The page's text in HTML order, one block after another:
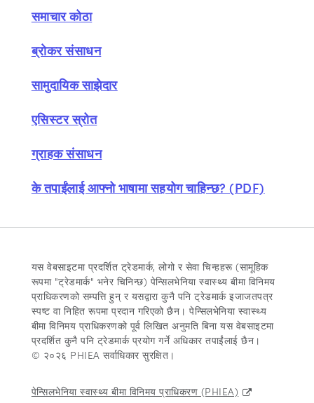
समाचार कोठा
ब्रोकर संसाधन
सामुदायिक साझेदार
एसिस्टर स्रोत
ग्राहक संसाधन
के तपाईंलाई आफ्नो भाषामा सहयोग चाहिन्छ? (PDF)
यस वेबसाइटमा प्रदर्शित ट्रेडमार्क, लोगो र सेवा चिन्हहरू (सामूहिक
रूपमा "ट्रेडमार्क" भनेर चिनिन्छ) पेन्सिलभेनिया स्वास्थ्य बीमा विनिमय
प्राधिकरणको सम्पत्ति हुन् र यसद्वारा कुनै पनि ट्रेडमार्क इजाजतपत्र
स्पष्ट वा निहित रूपमा प्रदान गरिएको छैन। पेन्सिलभेनिया स्वास्थ्य
बीमा विनिमय प्राधिकरणको पूर्व लिखित अनुमति बिना यस वेबसाइटमा
प्रदर्शित कुनै पनि ट्रेडमार्क प्रयोग गर्ने अधिकार तपाईंलाई छैन।
© २०२६ PHIEA सर्वाधिकार सुरक्षित।
पेन्सिलभेनिया स्वास्थ्य बीमा विनिमय प्राधिकरण (PHIEA)